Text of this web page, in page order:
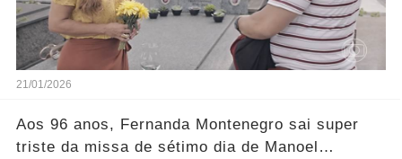
21/01/2026
Aos 96 anos, Fernanda Montenegro sai super
triste da missa de sétimo dia de Manoel